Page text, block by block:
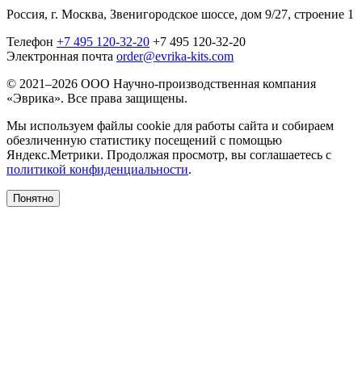
Россия, г. Москва, Звенигородское шоссе, дом 9/27, строение 1
Телефон +7 495 120-32-20 +7 495 120-32-20
Электронная почта order@evrika-kits.com
© 2021–2026 ООО Научно-производственная компания
«Эврика». Все права защищены.
Мы используем файлы cookie для работы сайта и собираем
обезличенную статистику посещений с помощью
Яндекс.Метрики. Продолжая просмотр, вы соглашаетесь с
политикой конфиденциальности.
Понятно